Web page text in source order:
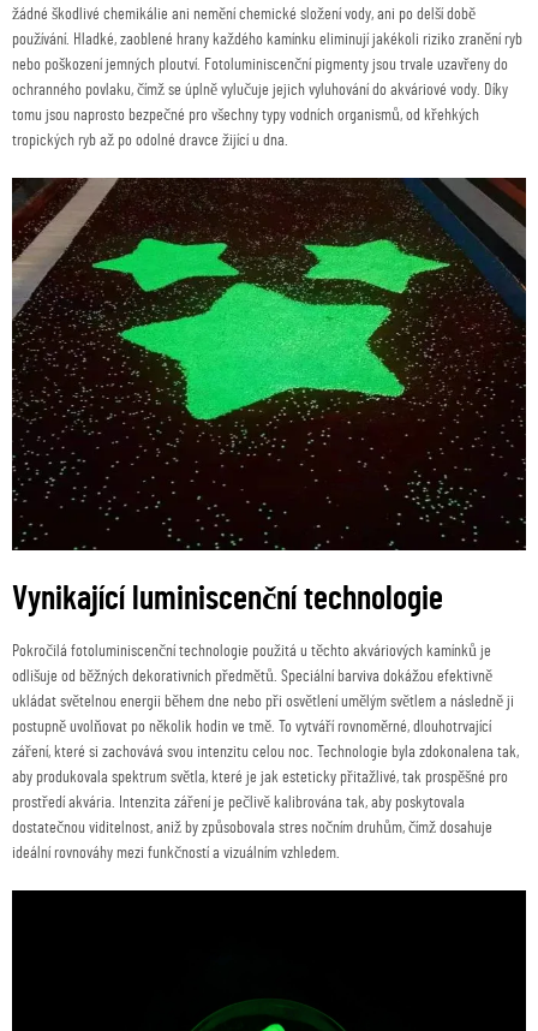
žádné škodlivé chemikálie ani nemění chemické složení vody, ani po delší době
používání. Hladké, zaoblené hrany každého kamínku eliminují jakékoli riziko zranění ryb
nebo poškození jemných ploutví. Fotoluminiscenční pigmenty jsou trvale uzavřeny do
ochranného povlaku, čímž se úplně vylučuje jejich vyluhování do akváriové vody. Díky
tomu jsou naprosto bezpečné pro všechny typy vodních organismů, od křehkých
tropických ryb až po odolné dravce žijící u dna.
Vynikající luminiscenční technologie
Pokročilá fotoluminiscenční technologie použitá u těchto akváriových kamínků je
odlišuje od běžných dekorativních předmětů. Speciální barviva dokážou efektivně
ukládat světelnou energii během dne nebo při osvětlení umělým světlem a následně ji
postupně uvolňovat po několik hodin ve tmě. To vytváří rovnoměrné, dlouhotrvající
záření, které si zachovává svou intenzitu celou noc. Technologie byla zdokonalena tak,
aby produkovala spektrum světla, které je jak esteticky přitažlivé, tak prospěšné pro
prostředí akvária. Intenzita záření je pečlivě kalibrována tak, aby poskytovala
dostatečnou viditelnost, aniž by způsobovala stres nočním druhům, čímž dosahuje
ideální rovnováhy mezi funkčností a vizuálním vzhledem.